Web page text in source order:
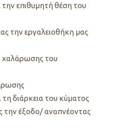
την επιθυμητή θέση του
την εργαλειοθήκη μας
χαλάρωσης του
διάρκεια του κύματος
την έξοδο/ αναπνέοντας